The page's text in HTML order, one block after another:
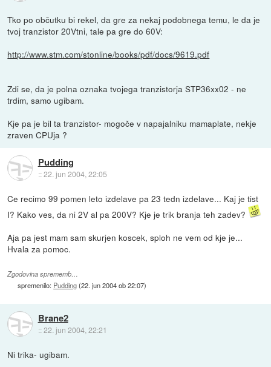
Tko po občutku bi rekel, da gre za nekaj podobnega temu, le da je
tvoj tranzistor 20Vtni, tale pa gre do 60V:
http://www.stm.com/stonline/books/pdf/docs/9619.pdf
Zdi se, da je polna oznaka tvojega tranzistorja STP36xx02 - ne
trdim, samo ugibam.
Kje pa je bil ta tranzistor- mogoče v napajalniku mamaplate, nekje
zraven CPUja ?
Pudding
::22. jun 2004, 22:05
Ce recimo 99 pomen leto izdelave pa 23 tedn izdelave... Kaj je tist
I? Kako ves, da ni 2V al pa 200V? Kje je trik branja teh zadev?
Aja pa jest mam sam skurjen koscek, sploh ne vem od kje je...
Hvala za pomoc.
Zgodovina sprememb…
spremenilo: Pudding(22. jun 2004 ob 22:07)
Brane2
::22. jun 2004, 22:21
Ni trika- ugibam.